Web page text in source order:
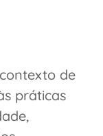
de
práticas